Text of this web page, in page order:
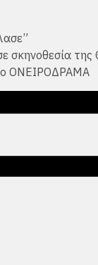
σκηνοθεσία
ΟΝΕΙΡΟΔΡΑΜΑ